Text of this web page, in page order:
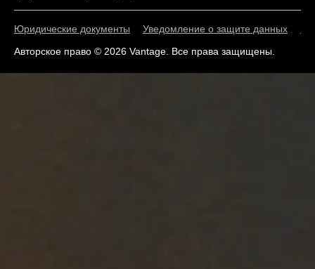
Юридические документы Уведомление о защите данных
Авторское право © 2026 Vantage. Все права защищены.